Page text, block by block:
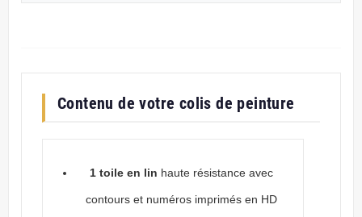
Contenu de votre colis de peinture
1 toile en lin haute résistance avec
contours et numéros imprimés en HD